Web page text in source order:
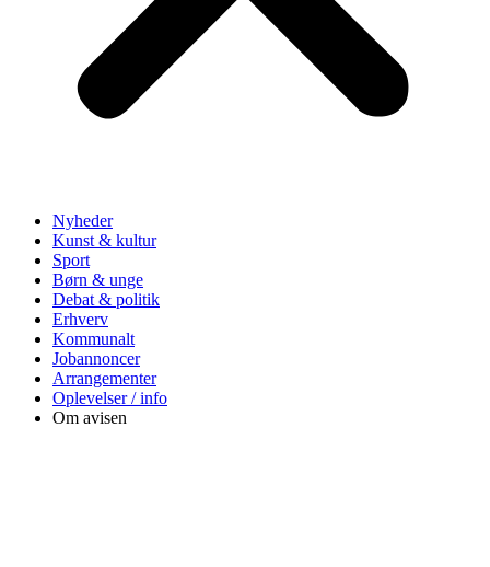
Nyheder
Kunst & kultur
Sport
Børn & unge
Debat & politik
Erhverv
Kommunalt
Jobannoncer
Arrangementer
Oplevelser / info
Om avisen